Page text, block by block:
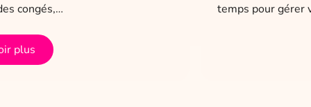
congés,…
plus
temps pour gérer